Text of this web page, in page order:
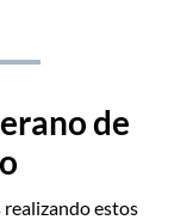
de
realizando estos